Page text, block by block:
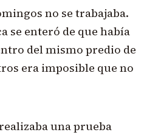
no se trabajaba.
se enteró de que había
del mismo predio de
era imposible que no
una prueba